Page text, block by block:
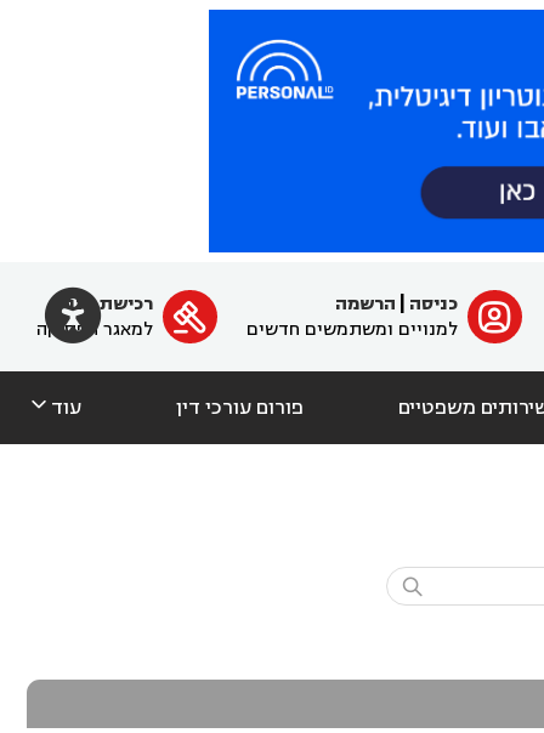
 ﱐ כניסה
הרשמה
למנויים ומשתמשים חדשים

רכישת מנוי
למאגר הפסיקה
משפטיים פורום עורכי דין עוד 
